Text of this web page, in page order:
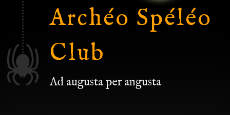
Archéo Spéléo
Club
Ad augusta per angusta